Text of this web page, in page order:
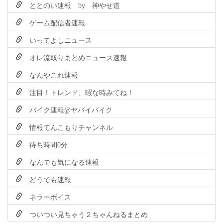
ととのい速報 by 神やせ道
ゲーム配信者速報
いってよしニュース
オレ流取りまとめニュース速報
なんやこれ速報
注目！トレンド、暇な時みてね！
バイク速報@ヤバイバイク
情報てんこもりチャンネル
待ち時間0分
なんでも気になる速報
どうでも速報
ネラーボイス
ついつい見ちゃう２ちゃんねるまとめ